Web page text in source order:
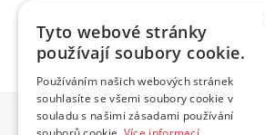
Tyto webové stránky
používají soubory cookie.
Používáním našich webových stránek
souhlasíte se všemi soubory cookie v
souladu s našimi zásadami používání